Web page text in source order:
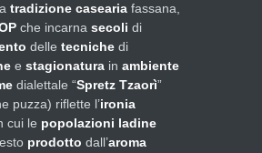
tradizione casearia fassana,
che incarna secoli di
delle tecniche di
e stagionatura in ambiente
dialettale “Spretz Tzaorì”
puzza) riflette l’ironia
cui le popolazioni ladine
prodotto dall’aroma